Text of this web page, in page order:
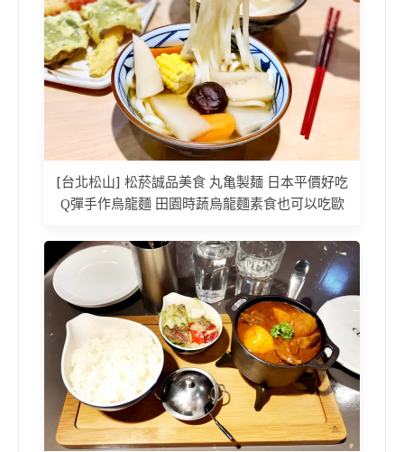
[台北松山] 松菸誠品美食 丸亀製麺 日本平價好吃
Q彈手作烏龍麵 田園時蔬烏龍麵素食也可以吃歐